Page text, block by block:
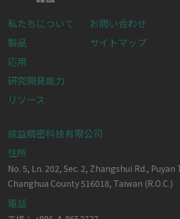
私たちについて
製品
応用
研究開発能力
リソース
お問い合わせ
サイトマップ
成益精密科技有限公司
住所
No. 5, Ln. 202, Sec. 2, Zhangshui Rd., Puyan
Changhua County516018, Taiwan (R.O.C.)
電話